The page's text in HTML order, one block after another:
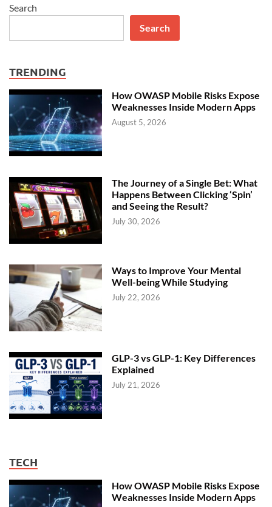
Search
Search
TRENDING
How OWASP Mobile Risks Expose
Weaknesses Inside Modern Apps
August 5, 2026
The Journey of a Single Bet: What
Happens Between Clicking ‘Spin’
and Seeing the Result?
July 30, 2026
Ways to Improve Your Mental
Well-being While Studying
July 22, 2026
GLP-3 vs GLP-1: Key Differences
Explained
July 21, 2026
TECH
How OWASP Mobile Risks Expose
Weaknesses Inside Modern Apps